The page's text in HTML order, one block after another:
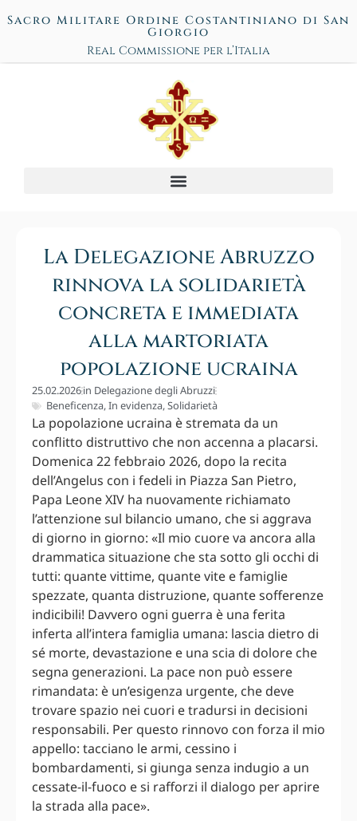
Sacro Militare Ordine Costantiniano di San
Giorgio
Real Commissione per l’Italia
La Delegazione Abruzzo
rinnova la solidarietà
concreta e immediata
alla martoriata
popolazione ucraina
25.02.2026in Delegazione degli Abruzzi
Beneficenza,In evidenza,Solidarietà
La popolazione ucraina è stremata da un
conflitto distruttivo che non accenna a placarsi.
Domenica 22 febbraio 2026, dopo la recita
dell’Angelus con i fedeli in Piazza San Pietro,
Papa Leone XIV ha nuovamente richiamato
l’attenzione sul bilancio umano, che si aggrava
di giorno in giorno: «Il mio cuore va ancora alla
drammatica situazione che sta sotto gli occhi di
tutti: quante vittime, quante vite e famiglie
spezzate, quanta distruzione, quante sofferenze
indicibili! Davvero ogni guerra è una ferita
inferta all’intera famiglia umana: lascia dietro di
sé morte, devastazione e una scia di dolore che
segna generazioni. La pace non può essere
rimandata: è un’esigenza urgente, che deve
trovare spazio nei cuori e tradursi in decisioni
responsabili. Per questo rinnovo con forza il mio
appello: tacciano le armi, cessino i
bombardamenti, si giunga senza indugio a un
cessate-il-fuoco e si rafforzi il dialogo per aprire
la strada alla pace».